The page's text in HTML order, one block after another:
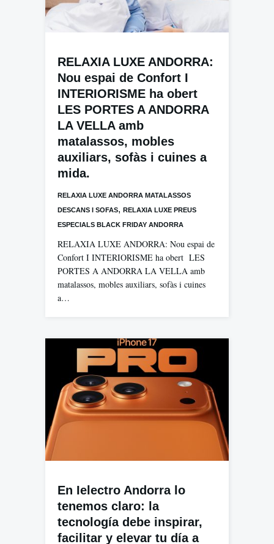
RELAXIA LUXE ANDORRA:
Nou espai de Confort I
INTERIORISME ha obert
LES PORTES A ANDORRA
LA VELLA amb
matalassos, mobles
auxiliars, sofàs i cuines a
mida.
RELAXIA LUXE ANDORRA MATALASSOS
DESCANS I SOFAS, RELAXIA LUXE PREUS
ESPECIALS BLACK FRIDAY ANDORRA
RELAXIA LUXE ANDORRA: Nou espai de
Confort I INTERIORISME ha obert LES
PORTES A ANDORRA LA VELLA amb
matalassos, mobles auxiliars, sofàs i cuines
a…
En Ielectro Andorra lo
tenemos claro: la
tecnología debe inspirar,
facilitar y elevar tu día a